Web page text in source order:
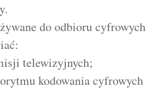
do odbioru cyfrowych
telewizyjnych;
kodowania cyfrowych